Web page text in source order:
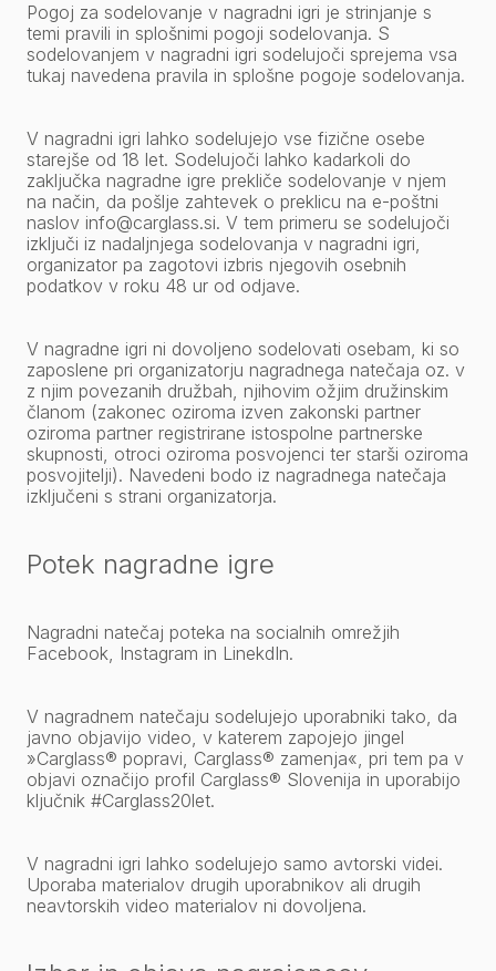
Pogoj za sodelovanje v nagradni igri je strinjanje s
temi pravili in splošnimi pogoji sodelovanja. S
sodelovanjem v nagradni igri sodelujoči sprejema vsa
tukaj navedena pravila in splošne pogoje sodelovanja.
V nagradni igri lahko sodelujejo vse fizične osebe
starejše od 18 let. Sodelujoči lahko kadarkoli do
zaključka nagradne igre prekliče sodelovanje v njem
na način, da pošlje zahtevek o preklicu na e-poštni
naslov info@carglass.si. V tem primeru se sodelujoči
izključi iz nadaljnjega sodelovanja v nagradni igri,
organizator pa zagotovi izbris njegovih osebnih
podatkov v roku 48 ur od odjave.
V nagradne igri ni dovoljeno sodelovati osebam, ki so
zaposlene pri organizatorju nagradnega natečaja oz. v
z njim povezanih družbah, njihovim ožjim družinskim
članom (zakonec oziroma izven zakonski partner
oziroma partner registrirane istospolne partnerske
skupnosti, otroci oziroma posvojenci ter starši oziroma
posvojitelji). Navedeni bodo iz nagradnega natečaja
izključeni s strani organizatorja.
Potek nagradne igre
Nagradni natečaj poteka na socialnih omrežjih
Facebook, Instagram in LinekdIn.
V nagradnem natečaju sodelujejo uporabniki tako, da
javno objavijo video, v katerem zapojejo jingel
»Carglass® popravi, Carglass® zamenja«, pri tem pa v
objavi označijo profil Carglass® Slovenija in uporabijo
ključnik #Carglass20let.
V nagradni igri lahko sodelujejo samo avtorski videi.
Uporaba materialov drugih uporabnikov ali drugih
neavtorskih video materialov ni dovoljena.